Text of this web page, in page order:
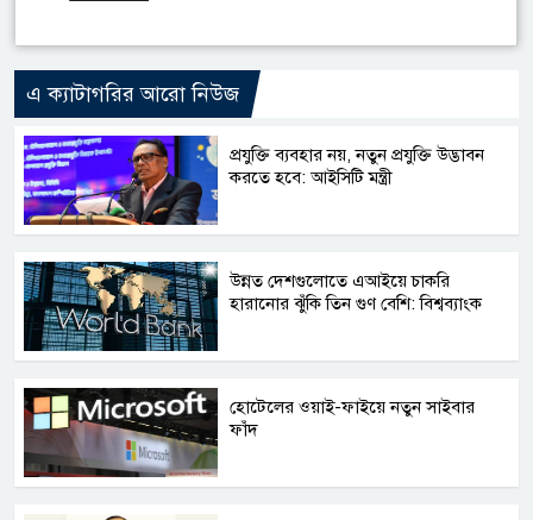
এ ক্যাটাগরির আরো নিউজ
প্রযুক্তি ব্যবহার নয়, নতুন প্রযুক্তি উদ্ভাবন
করতে হবে: আইসিটি মন্ত্রী
উন্নত দেশগুলোতে এআইয়ে চাকরি
হারানোর ঝুঁকি তিন গুণ বেশি: বিশ্বব্যাংক
হোটেলের ওয়াই-ফাইয়ে নতুন সাইবার
ফাঁদ